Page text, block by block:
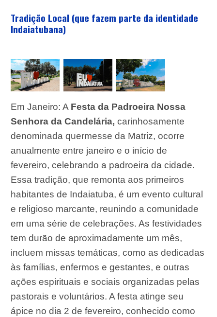
Tradição Local (que fazem parte da identidade
Indaiatubana)
Em Janeiro:A Festa da Padroeira Nossa
Senhora da Candelária,carinhosamente
denominada quermesse da Matriz, ocorre
anualmente entre janeiro e o início de
fevereiro, celebrando a padroeira da cidade.
Essa tradição, que remonta aos primeiros
habitantes de Indaiatuba, é um evento cultural
e religioso marcante, reunindo a comunidade
em uma série de celebrações. As festividades
tem durão de aproximadamente um mês,
incluem missas temáticas, como as dedicadas
às famílias, enfermos e gestantes, e outras
ações espirituais e sociais organizadas pelas
pastorais e voluntários. A festa atinge seu
ápice no dia 2 de fevereiro, conhecido como